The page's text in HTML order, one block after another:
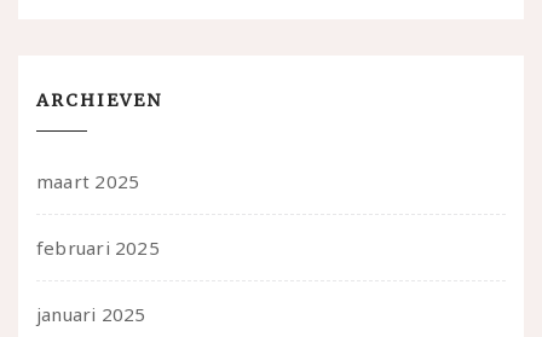
ARCHIEVEN
maart 2025
februari 2025
januari 2025